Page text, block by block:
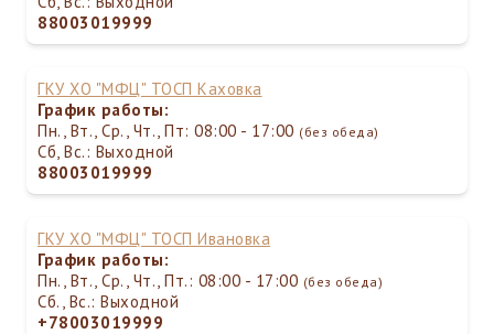
88003019999
ГКУ ХО "МФЦ" ТОСП Каховка
График работы:
Пн., Вт., Ср., Чт., Пт: 08:00 - 17:00 (без обеда)
Сб, Вс.: Выходной
88003019999
ГКУ ХО "МФЦ" ТОСП Ивановка
График работы:
Пн., Вт., Ср., Чт., Пт.: 08:00 - 17:00 (без обеда)
Сб., Вс.: Выходной
+78003019999